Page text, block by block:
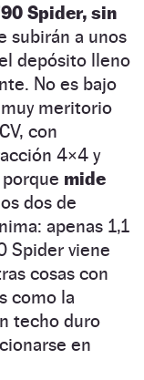
Spider, sin
subirán a unos
depósito lleno
No es bajo
meritorio
con
4×4 y
mide
dos de
apenas 1,1
Spider viene
cosas con
como la
techo duro
en